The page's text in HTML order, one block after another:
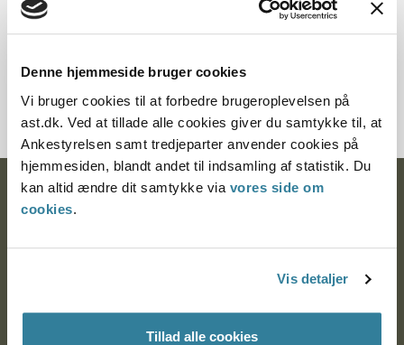
Denne hjemmeside bruger cookies
Vi bruger cookies til at forbedre brugeroplevelsen på
ast.dk. Ved at tillade alle cookies giver du samtykke til, at
Ankestyrelsen samt tredjeparter anvender cookies på
hjemmesiden, blandt andet til indsamling af statistik. Du
kan altid ændre dit samtykke via vores side om
cookies.
Vis detaljer
Tillad alle cookies
§ 37 § 38 § 40
14525-78
Ankestyrelsen